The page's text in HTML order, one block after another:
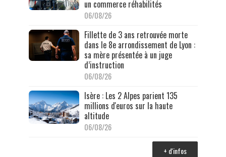
un commerce réhabilités
06/08/26
Fillette de 3 ans retrouvée morte
dans le 8e arrondissement de Lyon :
sa mère présentée à un juge
d’instruction
06/08/26
Isère : Les 2 Alpes parient 135
millions d'euros sur la haute
altitude
06/08/26
+ d'infos